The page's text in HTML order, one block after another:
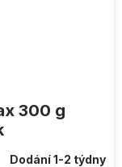
300 g
Dodání 1-2 týdny